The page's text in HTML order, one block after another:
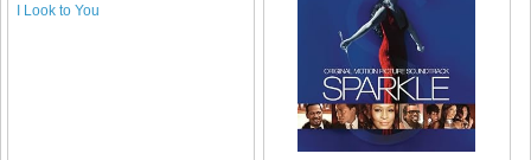
I Look to You